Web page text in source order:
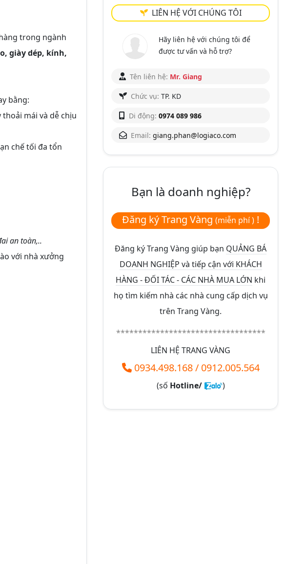
trong ngành
giày dép, kính,
bằng:
mái và dễ chịu
chế tối đa tổn
an toàn,..
với nhà xưởng
LIÊN HỆ VỚI CHÚNG TÔI
Hãy liên hệ với chúng tôi để
được tư vấn và hỗ trợ?
Tên liên hệ: Mr. Giang
Chức vụ: TP. KD
Di động: 0974 089 986
Email: giang.phan@logiaco.com
Bạn là doanh nghiệp?
Đăng ký Trang Vàng (miễn phí ) !
Đăng ký Trang Vàng giúp bạn QUẢNG BÁ
DOANH NGHIỆP và tiếp cận với KHÁCH
HÀNG - ĐỐI TÁC - CÁC NHÀ MUA LỚN khi
họ tìm kiếm nhà các nhà cung cấp dịch vụ
trên Trang Vàng.
**********************************
LIÊN HỆ TRANG VÀNG
0934.498.168/ 0912.005.564
(số Hotline/ )